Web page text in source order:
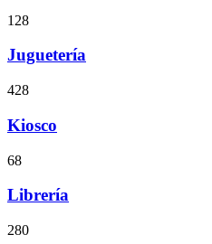
128
Juguetería
428
Kiosco
68
Librería
280